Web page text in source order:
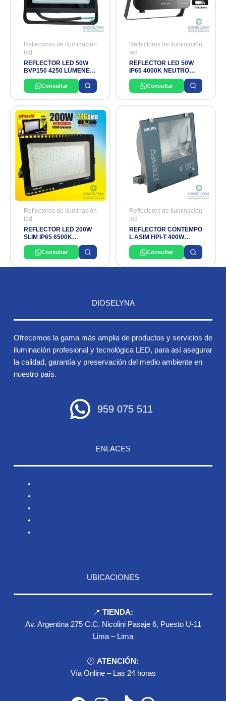
Reflectores de iluminación
led
REFLECTOR LED 50W
BVP150 4250 LÚMENES
LED42/CW PHILIPS
Consultar
Reflectores de iluminación
led
REFLECTOR LED 50W
IP65 4000K NEUTRO
OPALUX
Consultar
Reflectores de iluminación
led
REFLECTOR LED 200W
SLIM IP65 6500K
OPALUX
Consultar
Reflectores de iluminación
led
REFLECTOR CONTEMPO
L ASIM HPI-T 400W
PHILIPS
Consultar
DIOSELYNA
Ofrecemos la gama más amplia de productos y servicios de
iluminación profesional y tecnológica LED, para así asegurar
la calidad, garantía y preservación del medio ambiente en
nuestro país.
959 075 511
ENLACES
UBICACIONES
📍 TIENDA:
Av. Argentina 275 C.C. Nicolini Pasaje 6, Puesto U-11
Lima – Lima
🕐 ATENCIÓN:
Vía Online – Las 24 horas